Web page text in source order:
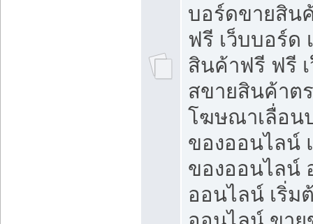
บอร์ดขายสิน
ฟรี เว็บบอร์ด
สินค้าฟรี ฟรี
สขายสินค้าต
โฆษณาเลื่อน
ของออนไลน์
ของออนไลน์
ออนไลน์ เริ่ม